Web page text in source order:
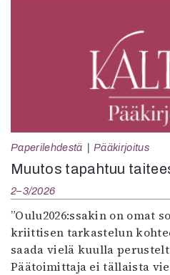
Paperilehdestä Pääkirjoitus
Muutos tapahtuu
2–3/2026
”Oulu2026:ssakin on omat
kriittisen tarkastelun
saada vielä kuulla
Päätoimittaja ei tällaista